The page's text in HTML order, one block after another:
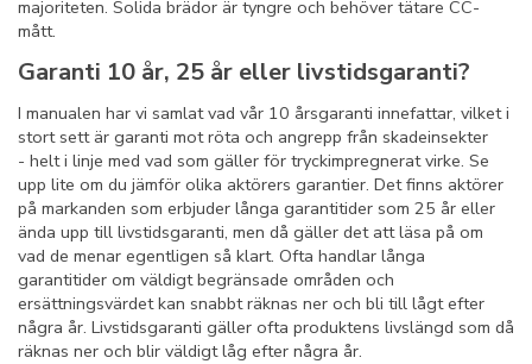
majoriteten. Solida brädor är tyngre och behöver tätare CC-
mått.
Garanti 10 år, 25 år eller livstidsgaranti?
I manualen har vi samlat vad vår 10 årsgaranti innefattar, vilket i
stort sett är garanti mot röta och angrepp från skadeinsekter
- helt i linje med vad som gäller för tryckimpregnerat virke. Se
upp lite om du jämför olika aktörers garantier. Det finns aktörer
på markanden som erbjuder långa garantitider som 25 år eller
ända upp till livstidsgaranti, men då gäller det att läsa på om
vad de menar egentligen så klart. Ofta handlar långa
garantitider om väldigt begränsade områden och
ersättningsvärdet kan snabbt räknas ner och bli till lågt efter
några år. Livstidsgaranti gäller ofta produktens livslängd som då
räknas ner och blir väldigt låg efter några år.